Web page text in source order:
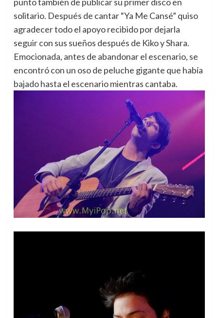
solitario. Después de cantar “Ya Me Cansé” quiso
agradecer todo el apoyo recibido por dejarla
seguir con sus sueños después de Kiko y Shara.
Emocionada, antes de abandonar el escenario, se
encontró con un oso de peluche gigante que había
bajado hasta el escenario mientras cantaba.